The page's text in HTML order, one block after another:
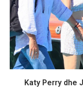
Katy Perry dhe